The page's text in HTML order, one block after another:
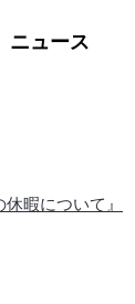
建ての新着物件
）
一戸建て
ニュース
暇について』